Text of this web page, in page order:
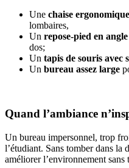
Une chaise ergonomique
lombaires,
Un repose-pied en angle
dos;
Un tapis de souris avec
Un bureau assez large
Quand l’ambiance
Un bureau impersonnel, trop
l’étudiant. Sans tomber dans
améliorer l’environnement sans